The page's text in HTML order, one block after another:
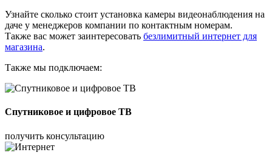
Узнайте сколько стоит установка камеры видеонаблюдения на
даче у менеджеров компании по контактным номерам.
Также вас может заинтересовать безлимитный интернет для
магазина.
Также мы подключаем:
Спутниковое и цифровое ТВ
получить консультацию